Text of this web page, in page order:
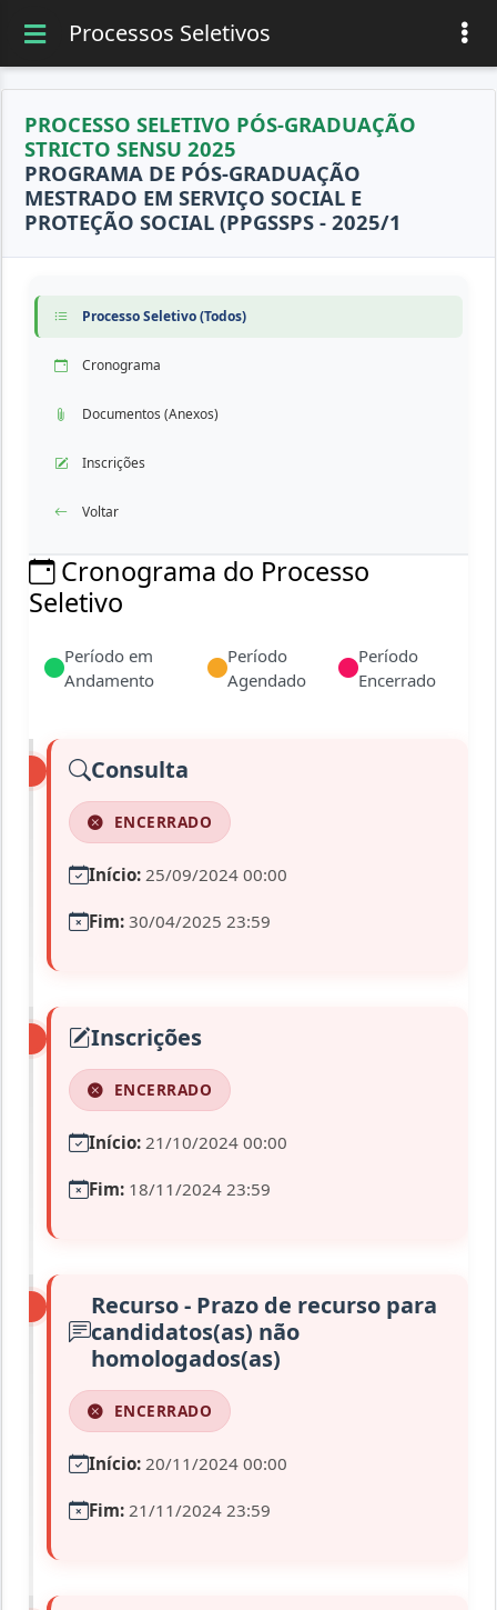
Processos Seletivos
PROCESSO SELETIVO PÓS-GRADUAÇÃO
STRICTO SENSU 2025
PROGRAMA DE PÓS-GRADUAÇÃO
MESTRADO EM SERVIÇO SOCIAL E
PROTEÇÃO SOCIAL (PPGSSPS - 2025/1
Processo Seletivo (Todos)
Cronograma
Documentos (Anexos)
Inscrições
Voltar
Cronograma do Processo
Seletivo
Período em
Andamento
Período
Agendado
Período
Encerrado
Consulta
ENCERRADO
Início: 25/09/2024 00:00
Fim: 30/04/2025 23:59
Inscrições
ENCERRADO
Início: 21/10/2024 00:00
Fim: 18/11/2024 23:59
Recurso - Prazo de recurso para
candidatos(as) não
homologados(as)
ENCERRADO
Início: 20/11/2024 00:00
Fim: 21/11/2024 23:59